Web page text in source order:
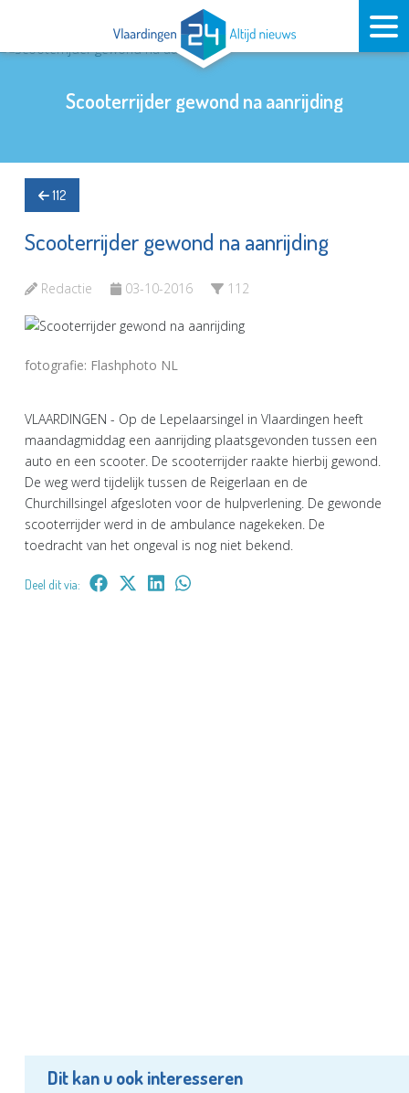
Scooterrijder gewond na aanrijding
112
Scooterrijder gewond na aanrijding
Redactie 03-10-2016 112
fotografie: Flashphoto NL
VLAARDINGEN - Op de Lepelaarsingel in Vlaardingen heeft
maandagmiddag een aanrijding plaatsgevonden tussen een
auto en een scooter. De scooterrijder raakte hierbij gewond.
De weg werd tijdelijk tussen de Reigerlaan en de
Churchillsingel afgesloten voor de hulpverlening. De gewonde
scooterrijder werd in de ambulance nagekeken. De
toedracht van het ongeval is nog niet bekend.
Deel dit via:
Dit kan u ook interesseren